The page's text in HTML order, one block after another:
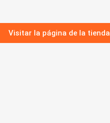
Visitar la página de la tienda